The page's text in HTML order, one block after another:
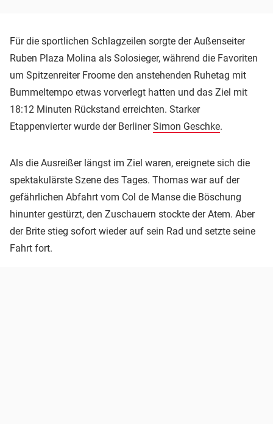
Für die sportlichen Schlagzeilen sorgte der Außenseiter
Ruben Plaza Molina als Solosieger, während die Favoriten
um Spitzenreiter Froome den anstehenden Ruhetag mit
Bummeltempo etwas vorverlegt hatten und das Ziel mit
18:12 Minuten Rückstand erreichten. Starker
Etappenvierter wurde der BerlinerSimon Geschke.
Als die Ausreißer längst im Ziel waren, ereignete sich die
spektakulärste Szene des Tages. Thomas war auf der
gefährlichen Abfahrt vom Col de Manse die Böschung
hinunter gestürzt, den Zuschauern stockte der Atem. Aber
der Brite stieg sofort wieder auf sein Rad und setzte seine
Fahrt fort.